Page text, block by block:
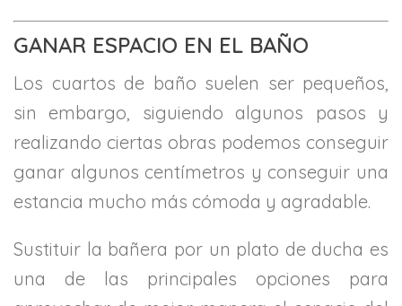
GANAR ESPACIO EN EL BAÑO
Los cuartos de baño suelen ser pequeños,
sin embargo, siguiendo algunos pasos y
realizando ciertas obras podemos conseguir
ganar algunos centímetros y conseguir una
estancia mucho más cómoda y agradable.
Sustituir la bañera por un plato de ducha es
una de las principales opciones para